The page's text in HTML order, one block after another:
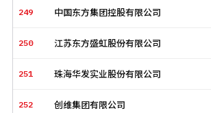
249 中国东方集团控股有限公司
250 江苏东方盛虹股份有限公司
251 珠海华发实业股份有限公司
252 创维集团有限公司